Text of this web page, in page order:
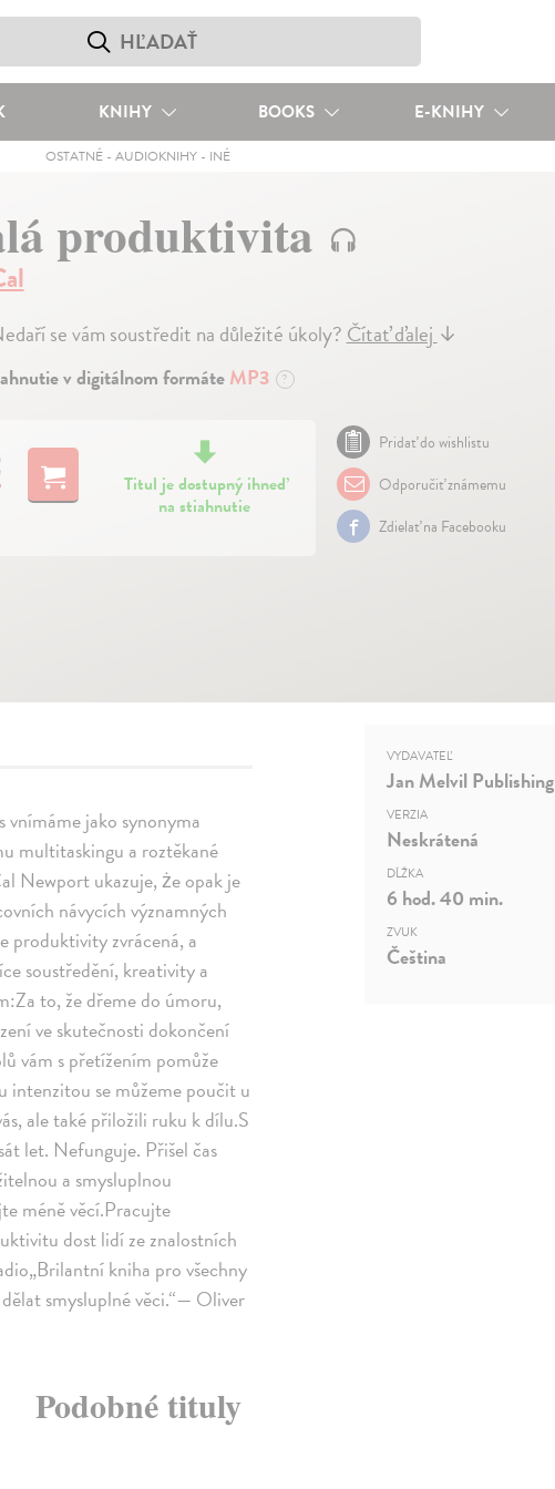
KNIHY BOOKS E-KNIHY
OSTATNÉ -AUDIOKNIHY - INÉ
produktivita
se vám soustředit na důležité úkoly?Čítať ďalej↓
v digitálnom formáteMP3 ?
Titul je dostupný ihneď
na stiahnutie
Pridať do wishlistu
Odporučiť známemu
Zdielať na Facebooku
vnímáme jako synonyma
multitaskingu a roztěkané
Newport ukazuje, że opak je
návycích významných
produktivity zvrácená, a
soustředění, kreativity a
to, že dřeme do úmoru,
ve skutečnosti dokončení
vám s přetížením pomůže
intenzitou se můžeme poučit u
ale také přiložili ruku k dílu.S
let. Nefunguje. Přišel čas
a smysluplnou
méně věcí.Pracujte
dost lidí ze znalostních
kniha pro všechny
smysluplné věci.“— Oliver
VYDAVATEĽ
Jan Melvil Publishing
VERZIA
Neskrátená
DĹŽKA
6 hod. 40 min.
ZVUK
Čeština
Podobné tituly